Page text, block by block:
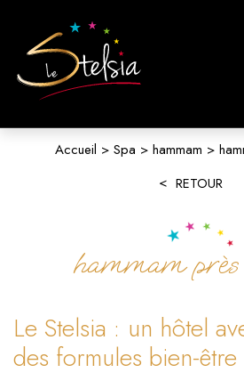
Accueil Spa hammam
RETOUR
hammam
Le Stelsia : un hôtel
des formules bien-être